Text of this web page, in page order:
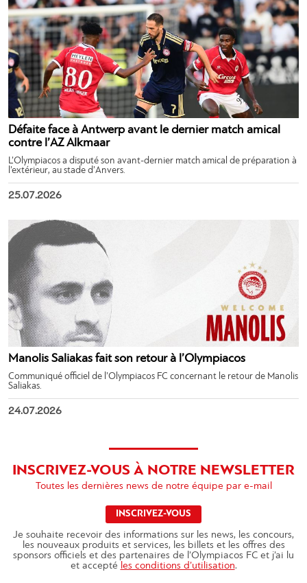
Défaite face à Antwerp avant le dernier match amical
contre l’AZ Alkmaar
L’Olympiacos a disputé son avant-dernier match amical de préparation à
l’extérieur, au stade d’Anvers.
25.07.2026
Manolis Saliakas fait son retour à l’Olympiacos
Communiqué officiel de l’Olympiacos FC concernant le retour de Manolis
Saliakas.
24.07.2026
INSCRIVEZ-VOUS À NOTRE NEWSLETTER
Toutes les dernières news de notre équipe par e-mail
INSCRIVEZ-VOUS
Je souhaite recevoir des informations sur les news, les concours,
les nouveaux produits et services, les billets et les offres des
sponsors officiels et des partenaires de l’Olympiacos FC et j’ai lu
et accepté les conditions d’utilisation.